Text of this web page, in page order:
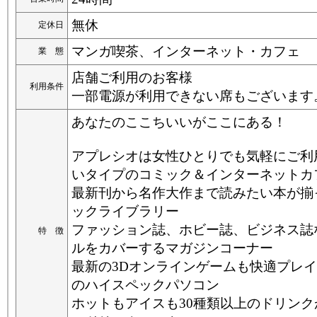
定休日 無休
業 態 マンガ喫茶、インターネット・カフェ
利用条件
店舗ご利用のお客様
一部電源が利用できない席もございます
特 徴
あなたのここちいいがここにある！
アプレシオは女性ひとりでも気軽にご
いタイプのコミック＆インターネットカ
最新刊から名作大作まで読みたい本が
ックライブラリー
ファッション誌、ホビー誌、ビジネス
ルをカバーするマガジンコーナー
最新の3Dオンラインゲームも快適プレ
のハイスペックパソコン
ホットもアイスも30種類以上のドリン